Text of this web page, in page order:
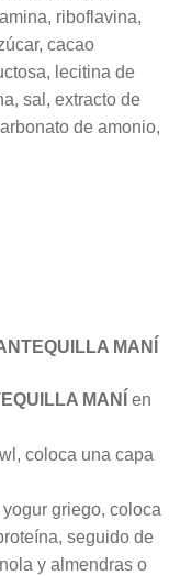
riboflavina,
cacao
lecitina de
sal, extracto de
de amonio,
MANÍ
MANÍ
en
coloca una capa
griego, coloca
seguido de
y almendras o